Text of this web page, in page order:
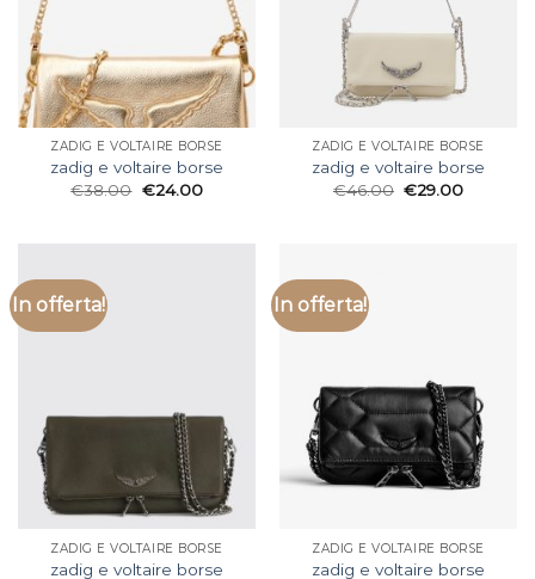
ZADIG E VOLTAIRE BORSE
zadig e voltaire borse
€38.00 €24.00
ZADIG E VOLTAIRE BORSE
zadig e voltaire borse
€46.00 €29.00
In offerta!
ZADIG E VOLTAIRE BORSE
zadig e voltaire borse
In offerta!
ZADIG E VOLTAIRE BORSE
zadig e voltaire borse